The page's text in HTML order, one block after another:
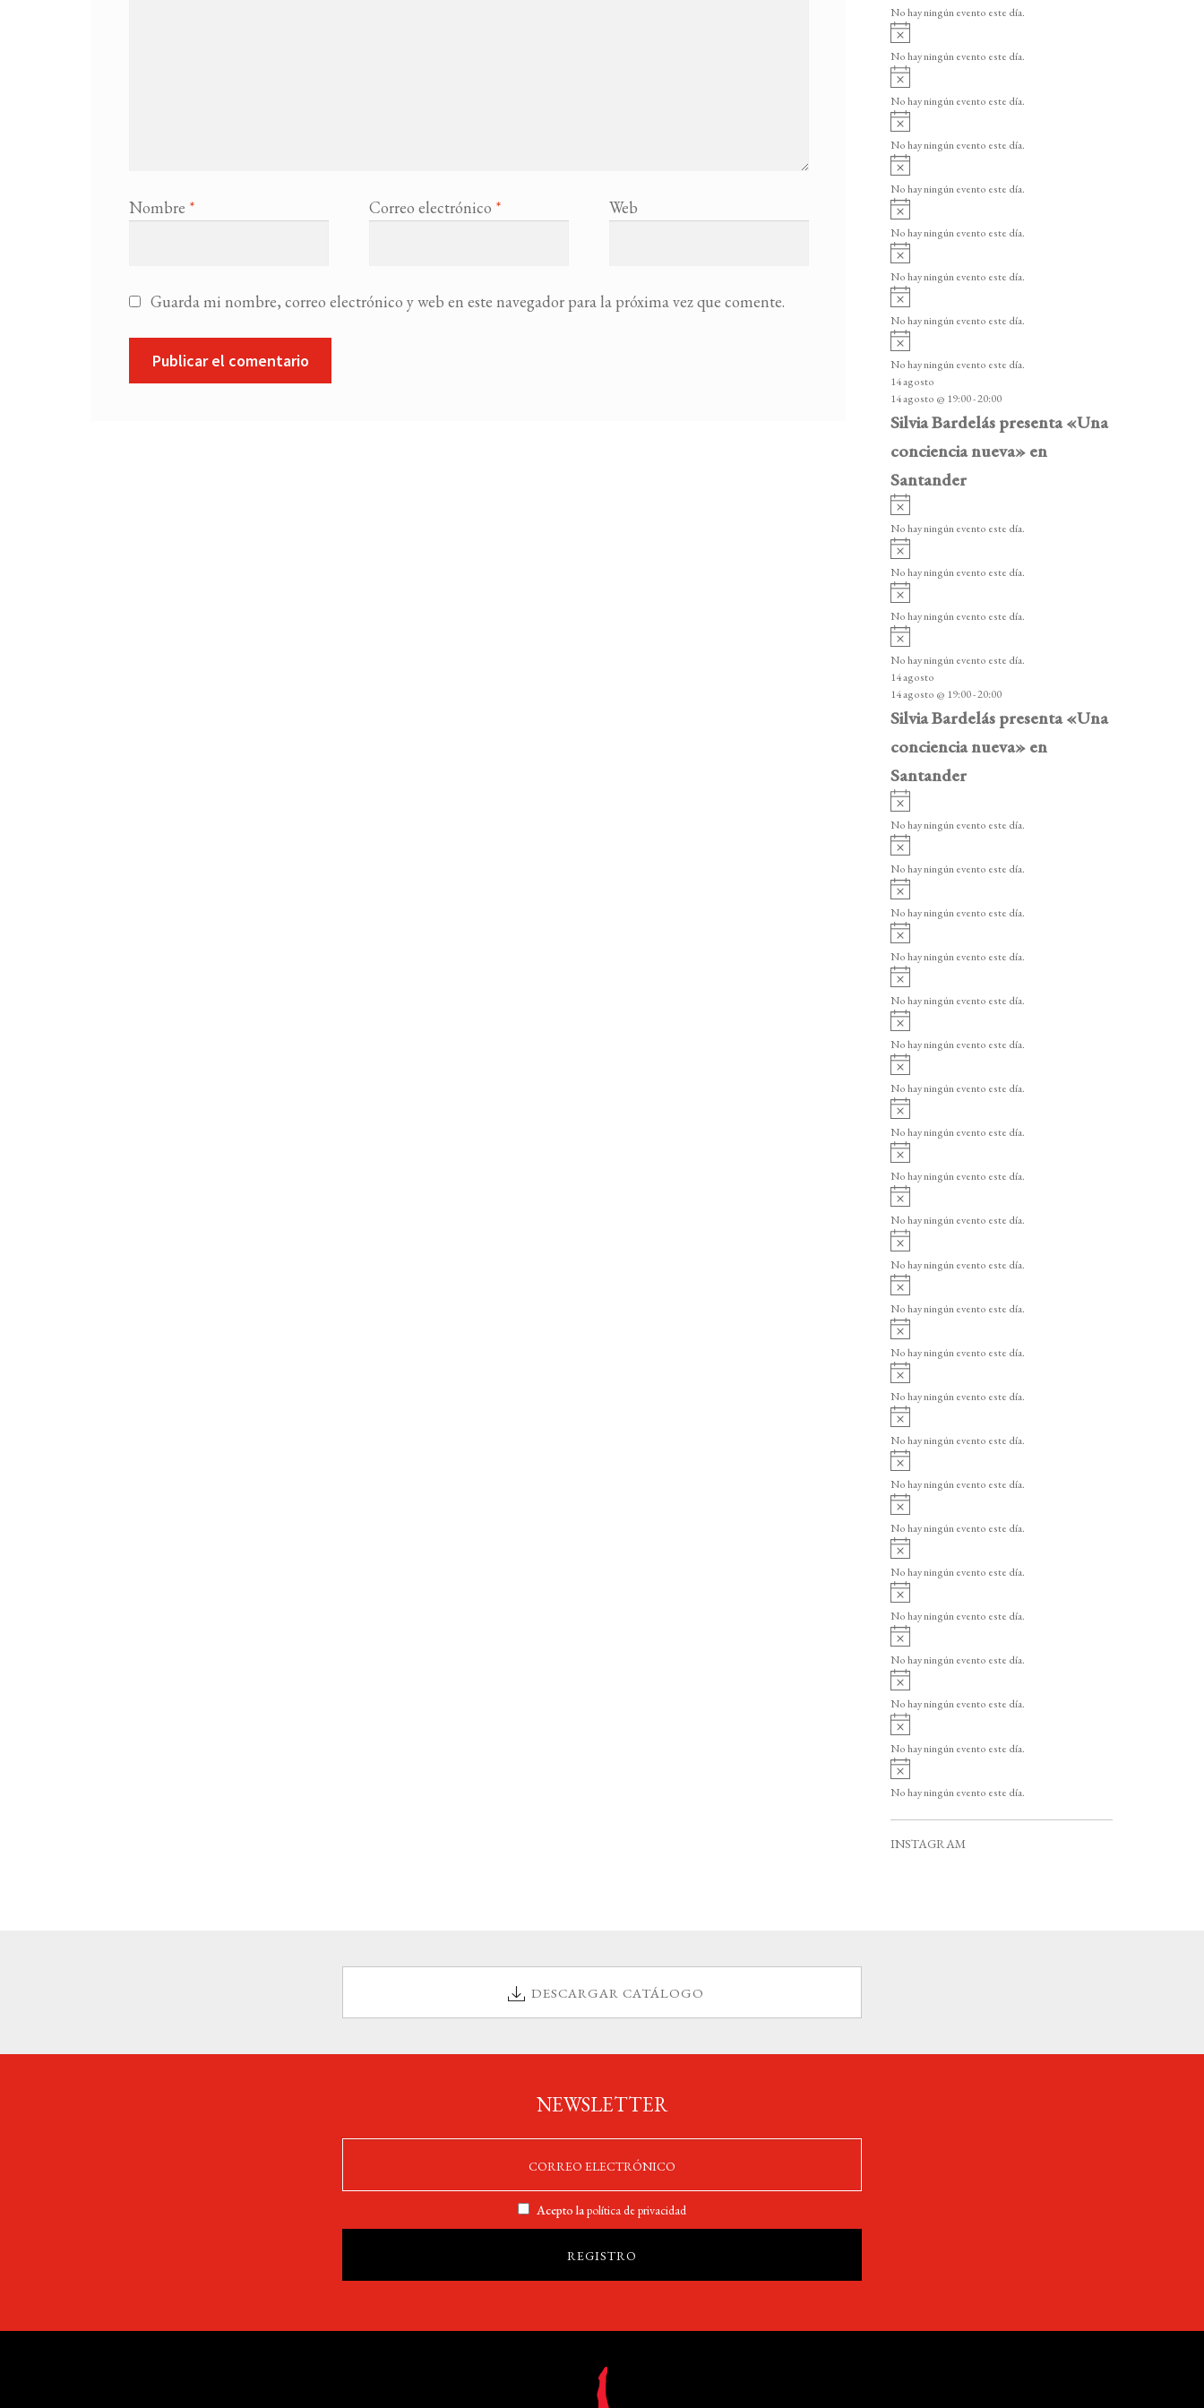
Nombre * Correo electrónico * Web
Guarda mi nombre, correo electrónico y web en este navegador para la próxima vez que comente.
e
n
t
o
s
o
i
o
No hay ningún evento este día.
v
i
o
No hay ningún evento este día.
A
v
i
o
No hay ningún evento este día.
A
v
i
o
No hay ningún evento este día.
v
i
o
No hay ningún evento este día.
v
i
o
No hay ningún evento este día.
v
i
o
No hay ningún evento este día.
v
i
o
No hay ningún evento este día.
v
i
s
o
No hay ningún evento este día.
14 agosto
14 agosto @ 19:00-20:00
Silvia Bardelás presenta «Una
conciencia nueva» en
Santander
v
i
o
No hay ningún evento este día.
v
i
o
No hay ningún evento este día.
v
i
o
No hay ningún evento este día.
v
i
s
o
No hay ningún evento este día.
14 agosto
14 agosto @ 19:00-20:00
Silvia Bardelás presenta «Una
conciencia nueva» en
Santander
A
v
i
o
No hay ningún evento este día.
A
v
i
o
No hay ningún evento este día.
v
i
o
No hay ningún evento este día.
v
i
o
No hay ningún evento este día.
v
i
o
No hay ningún evento este día.
v
i
o
No hay ningún evento este día.
v
i
o
No hay ningún evento este día.
v
i
o
No hay ningún evento este día.
v
i
o
No hay ningún evento este día.
v
i
o
No hay ningún evento este día.
A
v
i
o
No hay ningún evento este día.
A
v
i
o
No hay ningún evento este día.
A
v
i
o
No hay ningún evento este día.
v
i
o
No hay ningún evento este día.
v
i
o
No hay ningún evento este día.
v
i
o
No hay ningún evento este día.
v
i
o
No hay ningún evento este día.
v
i
o
No hay ningún evento este día.
v
i
o
No hay ningún evento este día.
v
i
o
No hay ningún evento este día.
v
i
o
No hay ningún evento este día.
A
v
i
o
No hay ningún evento este día.
A
v
i
No hay ningún evento este día.
INSTAGRAM
DESCARGAR CATÁLOGO
NEWSLETTER
Acepto lapolítica de privacidad